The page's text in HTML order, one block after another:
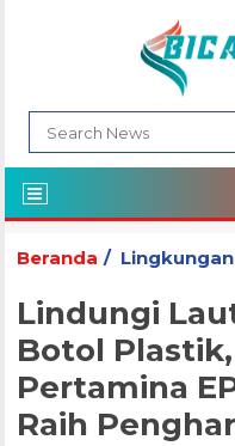
Beranda Lingkungan
Lindungi
Botol
Pertamina
Raih